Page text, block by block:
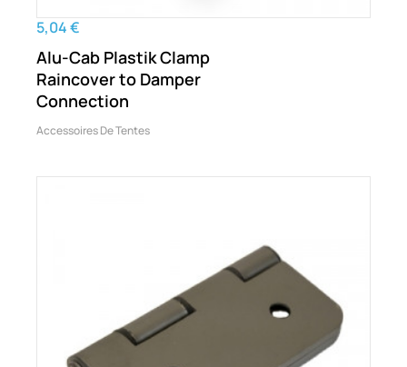
5,04 €
Alu-Cab Plastik Clamp
Raincover to Damper
Connection
Accessoires De Tentes